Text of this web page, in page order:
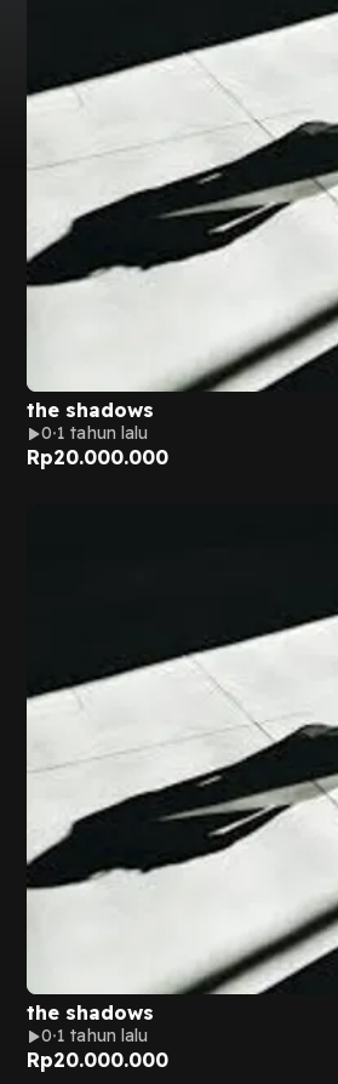
the shadows
0 1 tahun lalu
Rp20.000.000
the shadows
0 1 tahun lalu
Rp20.000.000